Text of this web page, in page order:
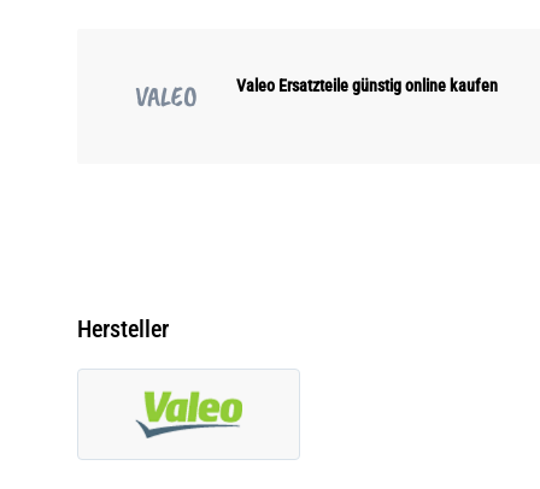
VALEO Valeo Ersatzteile günstig online kaufen
Hersteller